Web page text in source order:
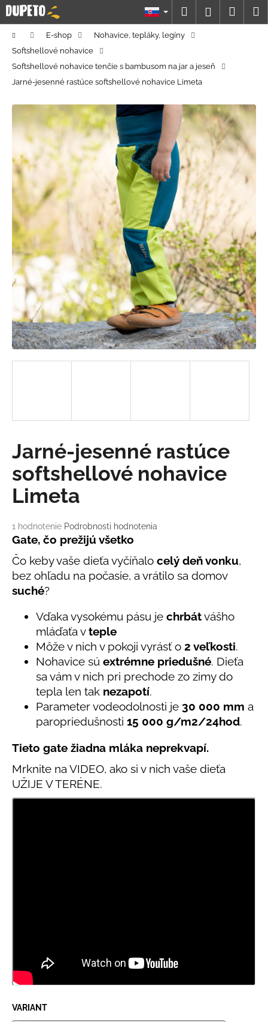
Prejsť
na
obsah
Hľadať
DomovE-shop
Nohavice, tepláky, legíny
Softshellové nohavice
Softshellové nohavice tenčie s bambusom na jar a jeseň
Jarné-jesenné rastúce softshellové nohavice Limeta
Priemerné
hodnotenie
produktu
je
5,0
z
5
1 hodnotenie Podrobnosti hodnotenia
Jarné-jesenné rastúce
softshellové nohavice
Limeta
Gate, čo prežijú všetko
Čo keby vaše dieťa vyčíňalo celý deň vonku,
bez ohľadu na počasie, a vrátilo sa domov
suché?
Vďaka vysokému pásu je chrbátvášho
mláďaťa vteple
Môže v nich v pokoji vyrásť o 2 veľkosti.
Nohavice sú extrémne priedušné. Dieťa
sa vám v nich pri prechode zo zimy do
tepla len tak nezapotí.
Parameter vodeodolnosti je 30 000 mm a
paropriedušnosti 15 000 g/m2/24hod.
Tieto gate žiadna mláka neprekvapí.
Mrknite na VIDEO, ako si v nich vaše dieťa
UŽIJE V TERÉNE.
VARIANT
K
o
Č
o
t
e
b
u
j
e
t
e
n
á
s
ť
?
O
d
p
o
ú
č
a
m
e
LETNÉ
NOHAVICE
€29